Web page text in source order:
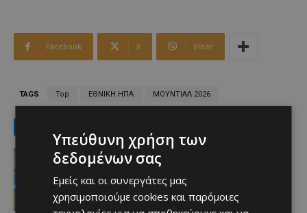
Facebook X Viber
TAGS Top ΕΘΝΙΚΗ ΗΠΑ ΜΟΥΝΤΙΑΛ 2026
Αθλητικά
Iσοπαλία 2-2 με την Κηφισιά – ΔΕΙΤΕ
τα γκολ του ΑΠΟΕΛ
Afentiko 08/08/2026
Υπεύθυνη χρήση των
δεδομένων σας
Εμείς και οι συνεργάτες μας
χρησιμοποιούμε cookies και παρόμοιες